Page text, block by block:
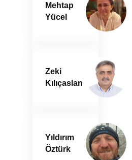
Mehtap
Yücel
Zeki
Kılıçaslan
Yıldırım
Öztürk